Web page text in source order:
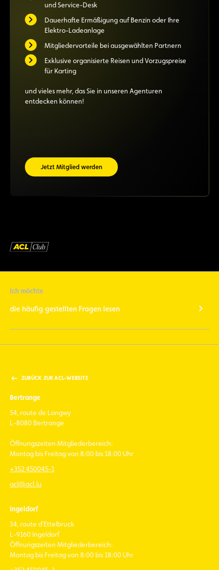
und Service-Desk
Dauerhafte Ermäßigung auf Benzin oder Ihre
Elektro-Ladeanlage
Mitgliedervorteile bei ausgewählten Partnern
Exklusive organisierte Reisen und Vorzugspreise
für Karting
und vieles mehr, das Sie in unseren Agenturen
entdecken können!
Jetzt Mitglied werden
Ich möchte
die häufig gestellten Fragen lesen
ZURÜCK ZUR ACL-WEBSITE
Bertrange
54, route de Longwy
L-8080 Bertrange
Öffnungszeiten Mitgliederbereich:
Montag bis Freitag von 8:00 bis 18:00 Uhr
+352 450045-1
acl@acl.lu
Ingeldorf
34, route d'Ettelbruck
L-9160 Ingeldorf
Öffnungszeiten Mitgliederbereich:
Montag bis Freitag von 8:00 bis 18:00 Uhr